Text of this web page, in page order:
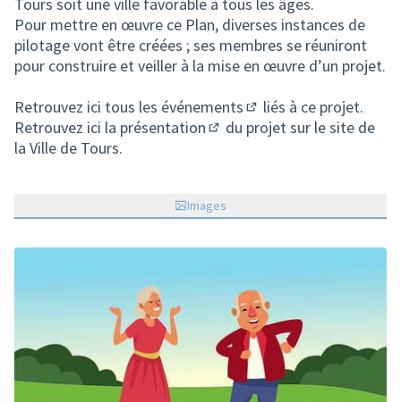
Pour mettre en œuvre ce Plan, diverses instances de
pilotage vont être créées ; ses membres se réuniront
pour construire et veiller à la mise en œuvre d’un projet.
Retrouvez ici tous les événements
(S'ouvre dans un
liés à ce projet.
Retrouvez ici la présentation
(Lien externe)
du projet sur le site de
la Ville de Tours.
Images